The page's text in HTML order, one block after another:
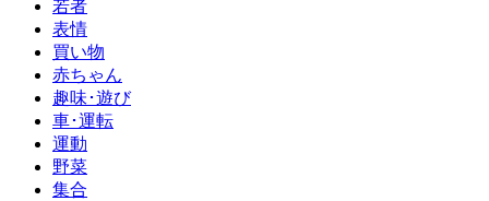
若者
表情
買い物
赤ちゃん
趣味･遊び
車･運転
運動
野菜
集合